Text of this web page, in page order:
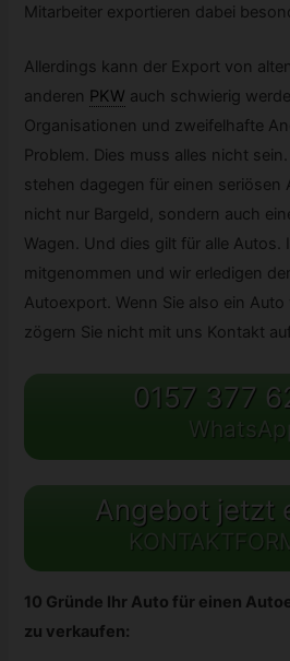
Mitarbeiter exportieren dabei
Allerdings kann der Export von alten
anderen PKW auch schwierig
Organisationen und zweifelhafte
Problem. Dies muss alles nicht
stehen dagegen für einen seriösen
nicht nur Bargeld, sondern auch
Wagen. Und dies gilt für alle Autos.
mitgenommen und wir erledigen
Autoexport. Wenn Sie also ein
zögern Sie nicht mit uns Kontakt
0157 377
Angebot jetzt
10 Gründe Ihr Auto für einen
zu verkaufen: